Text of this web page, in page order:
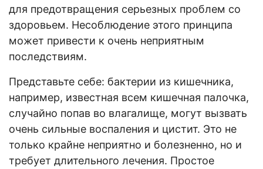
для предотвращения серьезных проблем со
здоровьем. Несоблюдение этого принципа
может привести к очень неприятным
последствиям.
Представьте себе: бактерии из кишечника,
например, известная всем кишечная палочка,
случайно попав во влагалище, могут вызвать
очень сильные воспаления и цистит. Это не
только крайне неприятно и болезненно, но и
требует длительного лечения. Простое